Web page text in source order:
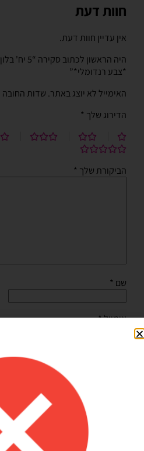
חוות דעת
אין עדיין חוות דעת.
*צבע רנדומלי*”
האימייל לא יוצג באתר. שדות החובה
הדירוג שלך *
הביקורת שלך *
שם *
אימייל*
שמור בדפדפן זה את השם, האימייל